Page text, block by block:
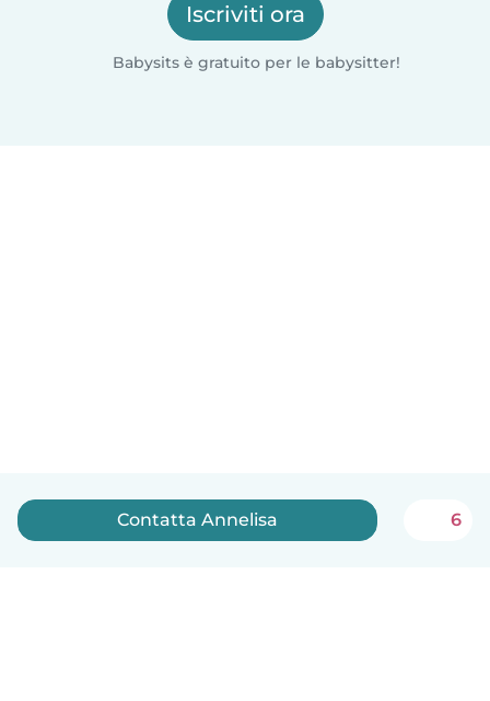
Iscriviti ora
Babysits è gratuito per le babysitter!
Contatta Annelisa 6